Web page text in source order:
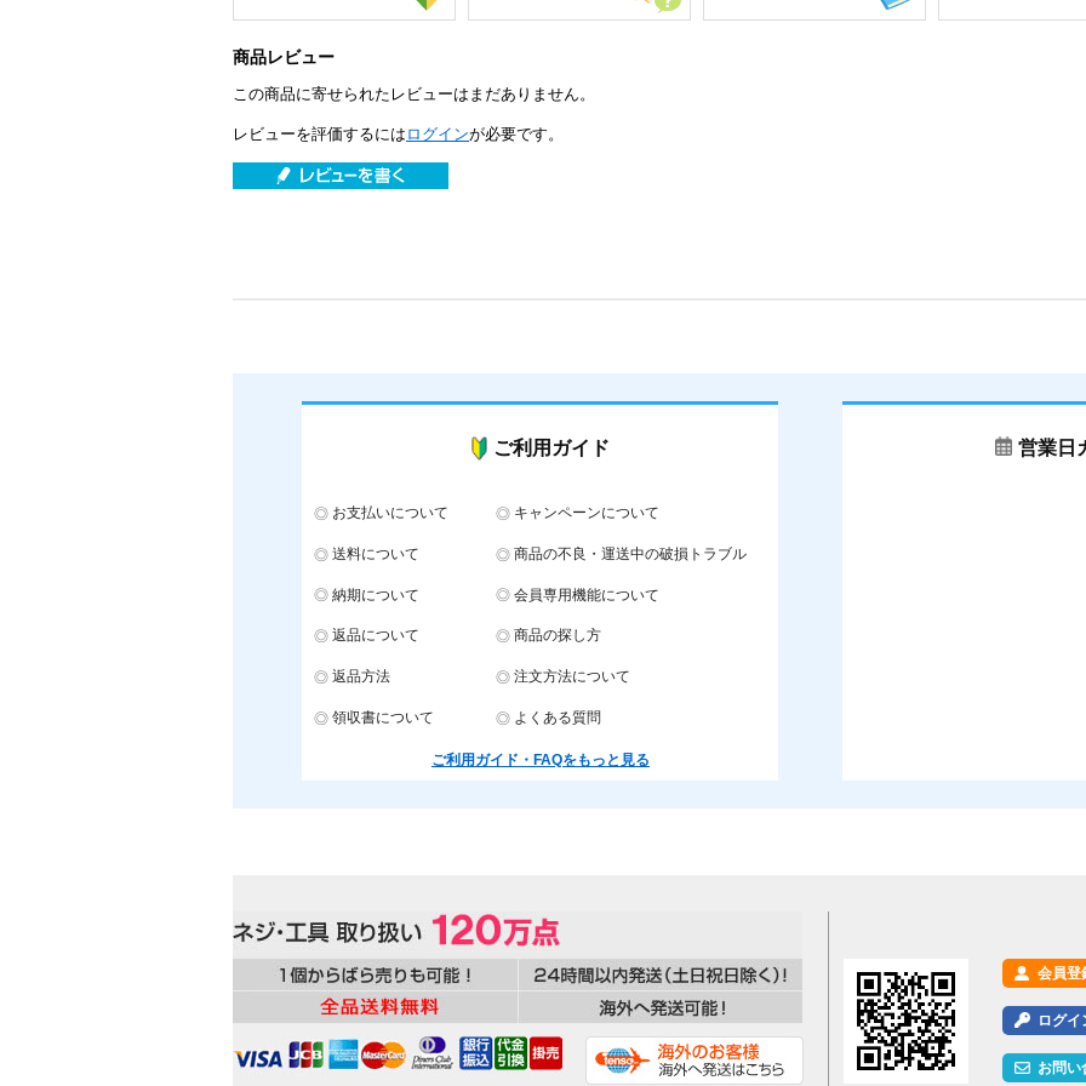
商品レビュー
この商品に寄せられたレビューはまだありません。
レビューを評価するには ログインが必要です。
ご利用ガイド
お支払いについて キャンペーンについて
送料について 商品の不良・運送中の破損トラブル
納期について 会員専用機能について
返品について 商品の探し方
返品方法 注文方法について
領収書について よくある質問
ご利用ガイド・FAQをもっと見る
営業日
会員登
ログイ
お問い